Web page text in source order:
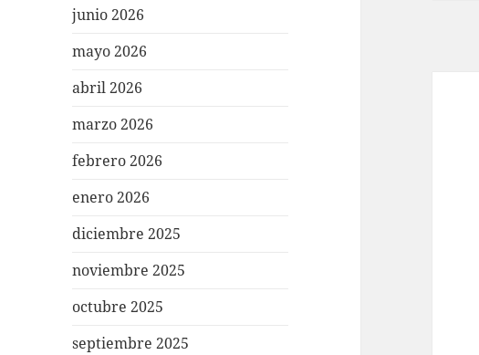
junio 2026
mayo 2026
abril 2026
marzo 2026
febrero 2026
enero 2026
diciembre 2025
noviembre 2025
octubre 2025
septiembre 2025